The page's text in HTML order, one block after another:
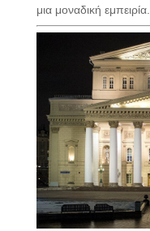
μια μοναδική εμπειρία.